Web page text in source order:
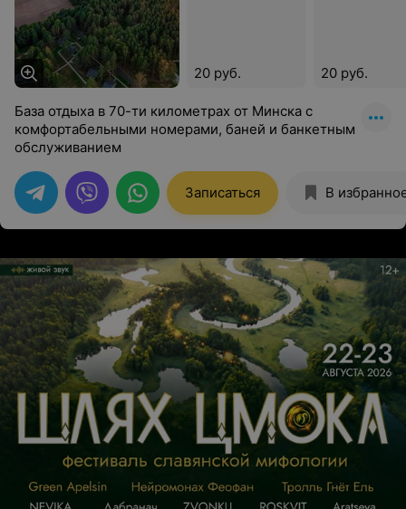
20 руб. 20 руб.
База отдыха в 70-ти километрах от Минска с
комфортабельными номерами, баней и банкетным
обслуживанием
Записаться В